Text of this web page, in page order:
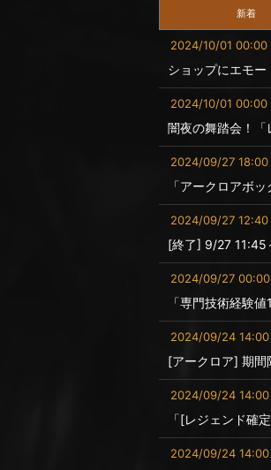
新着
2024/10/01 00:00
ショップにエモー
2024/10/01 00:00
闇夜の舞踏会！「
2024/09/27 18:00
「アークロアボ
2024/09/27 12:40
[終了] 9/27 11:45
2024/09/27 00:00
「専門技術経験
2024/09/24 14:00
[アークロア] 期間
2024/09/24 14:00
「[レジェンド確
2024/09/24 14:00